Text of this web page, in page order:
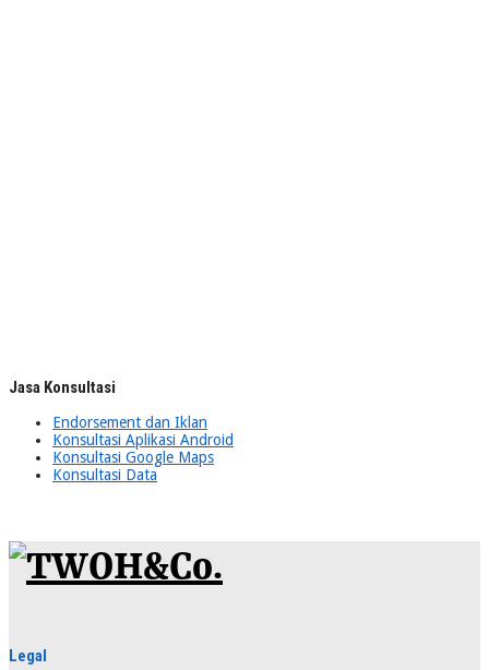
Jasa Konsultasi
Endorsement dan Iklan
Konsultasi Aplikasi Android
Konsultasi Google Maps
Konsultasi Data
Legal